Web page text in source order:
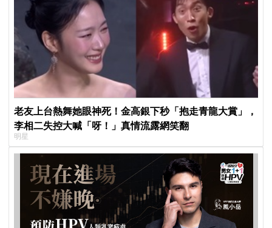
老友上台熱舞她眼神死！金高銀下秒「抱走青龍大賞」，
李相二失控大喊「呀！」真情流露網笑翻
明星